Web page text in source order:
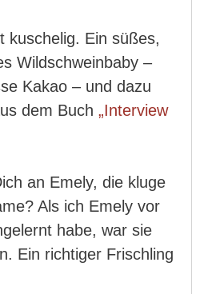
kuschelig. Ein süßes,
Wildschweinbaby –
Kakao – und dazu
dem Buch „Interview
an Emely, die kluge
Als ich Emely vor
habe, war sie
Ein richtiger Frischling